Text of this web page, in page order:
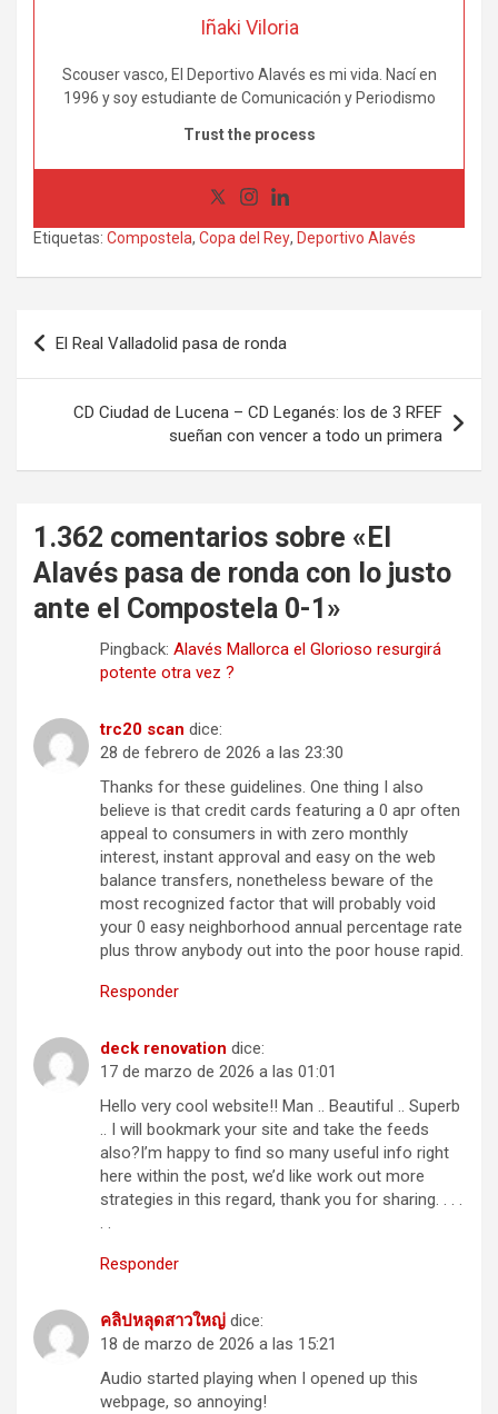
Iñaki Viloria
Scouser vasco, El Deportivo Alavés es mi vida. Nací en
1996 y soy estudiante de Comunicación y Periodismo
Trust the process
Etiquetas: Compostela, Copa del Rey, Deportivo Alavés
Navegación
de
entradas
El Real Valladolid pasa de ronda
CD Ciudad de Lucena – CD Leganés: los de 3 RFEF
sueñan con vencer a todo un primera
1.362 comentarios sobre « El
Alavés pasa de ronda con lo justo
ante el Compostela 0-1 »
Pingback: Alavés Mallorca el Glorioso resurgirá
potente otra vez ?
trc20 scan dice:
28 de febrero de 2026 a las 23:30
Thanks for these guidelines. One thing I also
believe is that credit cards featuring a 0 apr often
appeal to consumers in with zero monthly
interest, instant approval and easy on the web
balance transfers, nonetheless beware of the
most recognized factor that will probably void
your 0 easy neighborhood annual percentage rate
plus throw anybody out into the poor house rapid.
Responder
deck renovation dice:
17 de marzo de 2026 a las 01:01
Hello very cool website!! Man .. Beautiful .. Superb
.. I will bookmark your site and take the feeds
also?I’m happy to find so many useful info right
here within the post, we’d like work out more
strategies in this regard, thank you for sharing. . . .
. .
Responder
คลิปหลุดสาวใหญ่ dice:
18 de marzo de 2026 a las 15:21
Audio started playing when I opened up this
webpage, so annoying!